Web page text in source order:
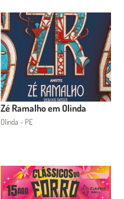
Zé Ramalho em Olinda
Olinda - PE